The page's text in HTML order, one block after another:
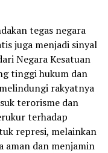
tegas negara
juga menjadi sinyal
Negara Kesatuan
tinggi hukum dan
rakyatnya
terorisme dan
terhadap
represi, melainkan
aman dan menjamin